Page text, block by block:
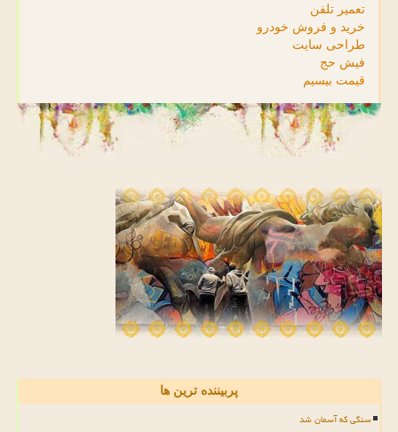
تعمیر تلفن
خرید و فروش خودرو
طراحی سایت
فیش حج
قیمت بیسیم
پربیننده ترین ها
سنگی که آسمان شد